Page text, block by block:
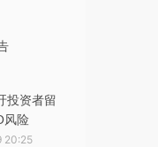
投资者留
风险
20:25